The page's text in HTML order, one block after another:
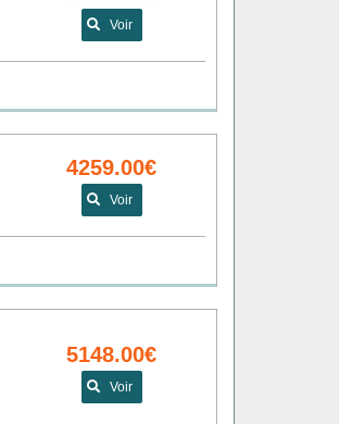
Voir
4259.00€
Voir
5148.00€
Voir